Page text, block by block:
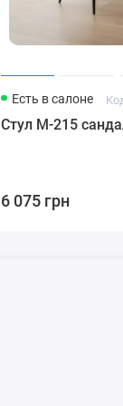
Есть в салоне
Стул M-215
6 075 грн